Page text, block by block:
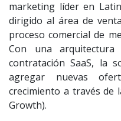
marketing líder en
dirigido al área de
proceso comercial de
Con una
contratación SaaS, la
agregar nuevas
crecimiento a través de
Growth).